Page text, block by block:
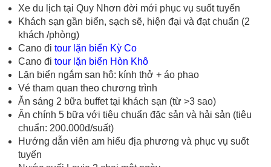
Xe du lịch tại Quy Nhơn đời mới phục vụ suốt tuyến
Khách sạn gần biển, sạch sẽ, hiện đại và đạt chuẩn (2
khách /phòng)
Cano đi tour lặn biển Kỳ Co
Cano đi tour lặn biển Hòn Khô
Lặn biển ngắm san hô: kính thở + áo phao
Vé tham quan theo chương trình
Ăn sáng 2 bữa buffet tại khách sạn (từ >3 sao)
Ăn chính 5 bữa với tiêu chuẩn đặc sản và hải sản (tiêu
chuẩn: 200.000đ/suất)
Hướng dẫn viên am hiểu địa phương và phục vụ suốt
tuyến